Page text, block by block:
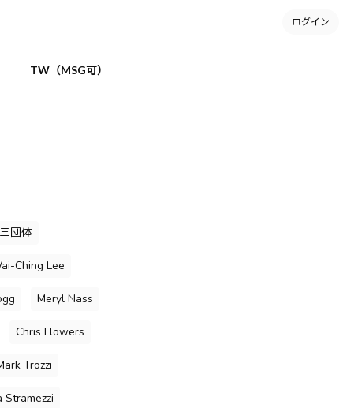
ログイン
TW（MSG可）
団体
Ching Lee
Meryl Nass
Chris Flowers
Trozzi
Stramezzi